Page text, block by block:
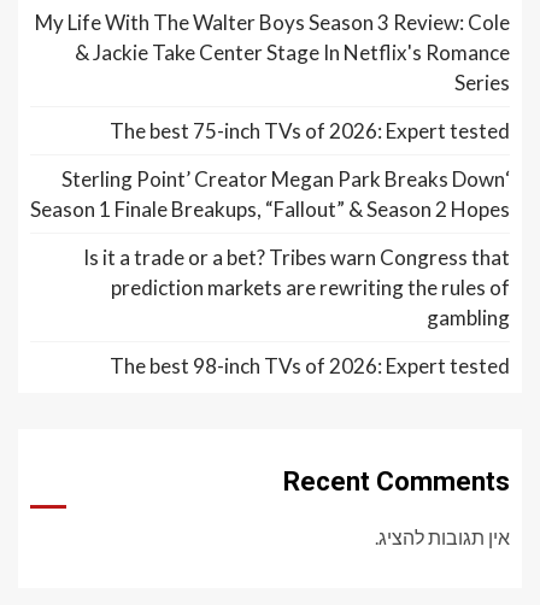
My Life With The Walter
& Jackie Take
The best 75-inch
‘Sterling Point’
Season 1 Finale Breakups,
Is it a trade or a
prediction
The best 98-inch